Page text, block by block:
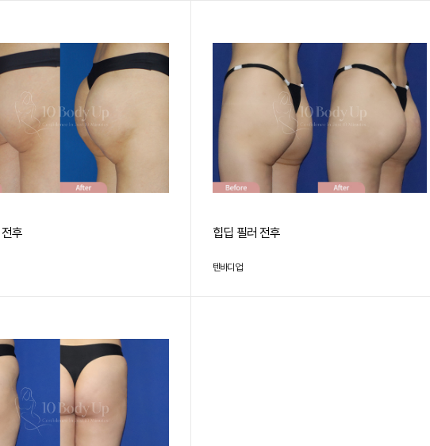
후 힙딥 필러 전후
텐바디업